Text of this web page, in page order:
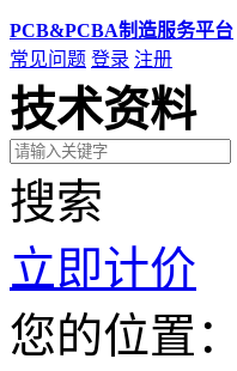
PCB&PCBA制造服务平台
常见问题 登录 注册
技术资料
搜索
立即计价
您的位置：